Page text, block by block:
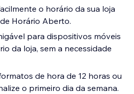
o horário da sua loja
Horário Aberto.
para dispositivos móveis
da loja, sem a necessidade
de hora de 12 horas ou
o primeiro dia da semana.